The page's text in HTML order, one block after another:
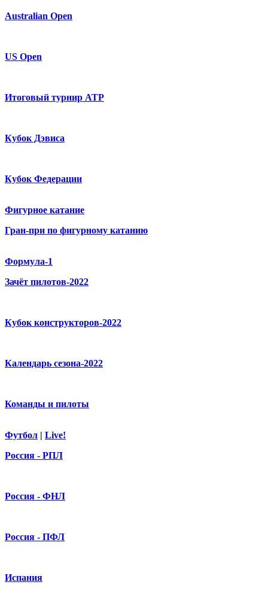
Australian Open
US Open
Итоговый турнир ATP
Кубок Дэвиса
Кубок Федерации
Фигурное катание
Гран-при по фигурному катанию
Формула-1
Зачёт пилотов-2022
Кубок конструкторов-2022
Календарь сезона-2022
Команды и пилоты
Футбол | Live!
Россия - РПЛ
Россия - ФНЛ
Россия - ПФЛ
Испания